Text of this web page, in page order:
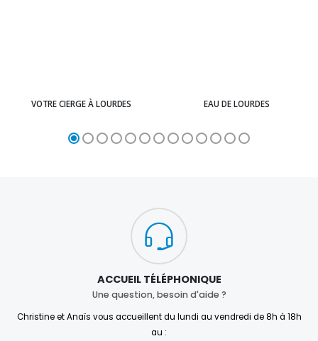
VOTRE CIERGE À LOURDES EAU DE LOURDES
ACCUEIL TÉLÉPHONIQUE
Une question, besoin d'aide ?
Christine et Anaïs vous accueillent du lundi au vendredi de 8h à 18h
au :